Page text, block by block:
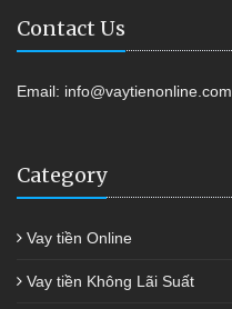
Contact Us
Email: info@vaytienonline.com
Category
Vay tiền Online
Vay tiền Không Lãi Suất